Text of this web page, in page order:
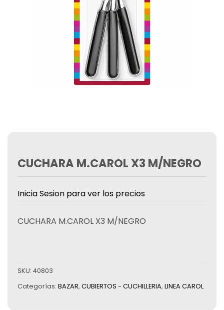
CUCHARA M.CAROL X3 M/NEGRO
Inicia Sesion para ver los precios
CUCHARA M.CAROL X3 M/NEGRO
SKU: 40803
Categorías: BAZAR, CUBIERTOS - CUCHILLERIA, LINEA CAROL